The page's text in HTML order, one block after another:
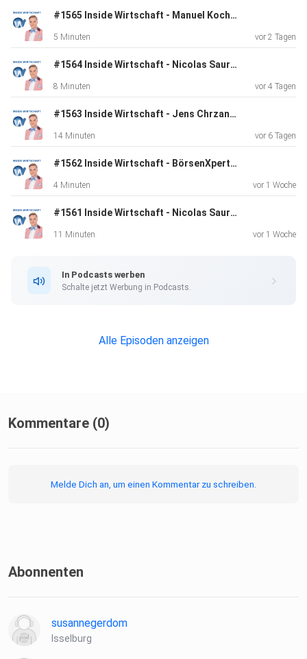
#1565 Inside Wirtschaft - Manuel Koch: „Hitzewellen kosten Deutschland Milliarden, aber diese Branchen profitieren“
5 Minuten vor 2 Tagen
#1564 Inside Wirtschaft - Nicolas Saurenz (Feingold Research): „Rüstungsaktien waren zur Perfektion gepreist"
8 Minuten vor 4 Tagen
#1563 Inside Wirtschaft - Jens Chrzanowski (XTB): „Das Altersvorsorgedepot wird der Big Bang für die Börse“
14 Minuten vor 6 Tagen
#1562 Inside Wirtschaft - BörsenXperts: Wie vermeide ich Panik-Reaktionen an der Börse?
4 Minuten vor 1 Woche
#1561 Inside Wirtschaft - Nicolas Saurenz (Feingold Research): „Bei Rüstungs- und KI-Aktien wird die Luft dünn“
11 Minuten vor 1 Woche
In Podcasts werben
Schalte jetzt Werbung in Podcasts.
Alle Episoden anzeigen
Kommentare (0)
Melde Dich an, um einen Kommentar zu schreiben.
Abonnenten
susannegerdom
Isselburg